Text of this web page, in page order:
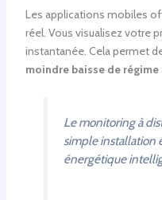
Les applications mobiles
réel. Vous visualisez votre
instantanée. Cela permet
moindre baisse de
Le monitoring à
simple installation
énergétique